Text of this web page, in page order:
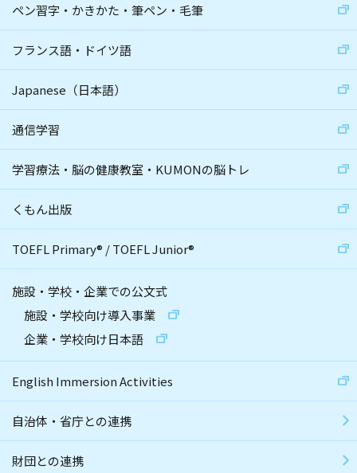
ペン習字・かきかた・筆ペン・毛筆
フランス語・ドイツ語
Japanese（日本語）
通信学習
学習療法・脳の健康教室・KUMONの脳トレ
くもん出版
TOEFL Primary® /TOEFL Junior®
施設・学校・企業での公文式
施設・学校向け導入事業
企業・学校向け日本語
English Immersion Activities
自治体・省庁との連携
財団との連携